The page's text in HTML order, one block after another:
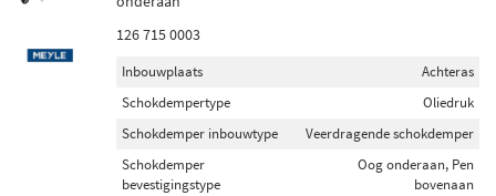
126 715 0003
Inbouwplaats
Achteras
Schokdempertype
Oliedruk
Schokdemper inbouwtype
Veerdragende schokdemper
Schokdemper
bevestigingstype
Oog onderaan, Pen
bovenaan